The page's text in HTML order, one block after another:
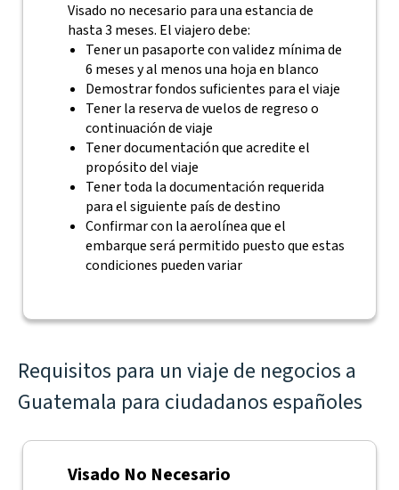
Visado no necesario para una estancia de
hasta 3 meses. El viajero debe:
Tener un pasaporte con validez mínima de
6 meses y al menos una hoja en blanco
Demostrar fondos suficientes para el viaje
Tener la reserva de vuelos de regreso o
continuación de viaje
Tener documentación que acredite el
propósito del viaje
Tener toda la documentación requerida
para el siguiente país de destino
Confirmar con la aerolínea que el
embarque será permitido puesto que estas
condiciones pueden variar
Requisitos para un viaje de negocios a
Guatemala para ciudadanos españoles
Visado No Necesario